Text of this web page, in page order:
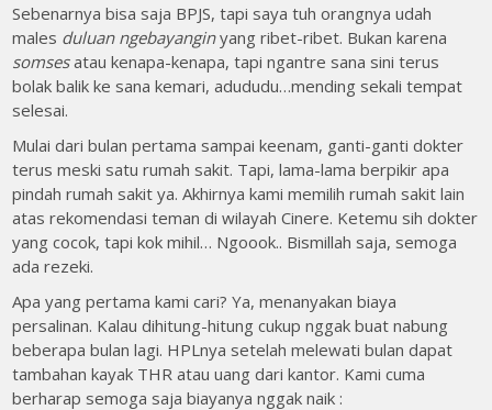
Sebenarnya bisa saja BPJS, tapi saya tuh orangnya udah
males duluan ngebayanginyang ribet-ribet. Bukan karena
somsesatau kenapa-kenapa, tapi ngantre sana sini terus
bolak balik ke sana kemari, adududu…mending sekali tempat
selesai.
Mulai dari bulan pertama sampai keenam, ganti-ganti dokter
terus meski satu rumah sakit. Tapi, lama-lama berpikir apa
pindah rumah sakit ya. Akhirnya kami memilih rumah sakit lain
atas rekomendasi teman di wilayah Cinere. Ketemu sih dokter
yang cocok, tapi kok mihil… Ngoook.. Bismillah saja, semoga
ada rezeki.
Apa yang pertama kami cari? Ya, menanyakan biaya
persalinan. Kalau dihitung-hitung cukup nggak buat nabung
beberapa bulan lagi. HPLnya setelah melewati bulan dapat
tambahan kayak THR atau uang dari kantor. Kami cuma
berharap semoga saja biayanya nggak naik :